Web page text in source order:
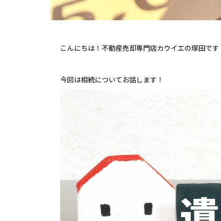
こんにちは！不動産売却専門店カウイエの塚田です
今回は相続についてお話します！